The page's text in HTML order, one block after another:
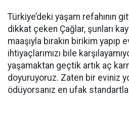
Türkiye’deki yaşam refahının
dikkat çeken Çağlar, şunları
maaşıyla bırakın birikim yapıp
ihtiyaçlarımızı bile
yaşamaktan geçtik artık aç
doyuruyoruz. Zaten bir eviniz
ödüyorsanız en ufak